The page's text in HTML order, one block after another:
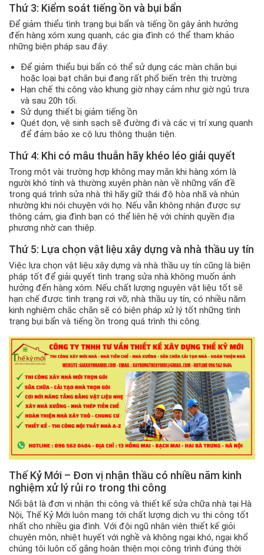
Thứ 3: Kiểm soát tiếng ồn và bụi bẩn
Để giảm thiểu tình trạng bụi bẩn và tiếng ồn gây ảnh hưởng
đến hàng xóm xung quanh, các gia đình có thể tham khảo
những biện pháp sau đây:
Để giảm thiểu bụi bẩn có thể sử dụng các màn chắn bụi
hoặc loại bạt chắn bụi đang rất phổ biến trên thị trường
Hạn chế thi công vào khung giờ nhạy cảm như giờ ngủ trưa
và sau 20h tối.
Sử dụng thiết bị giảm tiếng ồn
Quét dọn, vệ sinh sạch sẽ đường đi và các vị trí xung quanh
để đảm bảo xe cộ lưu thông thuận tiện.
Thứ 4: Khi có mâu thuẫn hãy khéo léo giải quyết
Trong một vài trường hợp không may mắn khi hàng xóm là
người khó tính và thường xuyên phàn nàn về những vấn đề
trong quá trình sửa nhà thì hãy giữ thái độ hòa nhã và nhún
nhường khi nói chuyện với họ. Nếu vẫn không nhận được sự
thông cảm, gia đình bạn có thể liên hệ với chính quyền địa
phương nhờ can thiệp.
Thứ 5: Lựa chọn vật liệu xây dựng và nhà thầu uy tín
Việc lựa chọn vật liệu xây dựng và nhà thầu uy tín cũng là biện
pháp tốt để giải quyết tình trạng sửa nhà không muốn ảnh
hưởng đến hàng xóm. Nếu chất lượng nguyên vật liệu tốt sẽ
hạn chế được tình trạng rơi vỡ, nhà thầu uy tín, có nhiều năm
kinh nghiệm chắc chắn sẽ có biện pháp xử lý tốt những tình
trạng bụi bẩn và tiếng ồn trong quá trình thi công.
Thế Kỷ Mới – Đơn vị nhận thầu có nhiều năm kinh
nghiệm xử lý rủi ro trong thi công
Nổi bật là đơn vị nhận thi công và thiết kế sửa chữa nhà tại Hà
Nội, Thế Kỷ Mới luôn mang tới chất lượng dịch vụ thi công tốt
nhất cho nhiều gia đình. Với đội ngũ nhân viên thiết kế giỏi
chuyên môn, nhiệt huyết với nghề và không ngại khó, ngại khổ
chúng tôi luôn cố gắng hoàn thiện mọi công trình đúng thời